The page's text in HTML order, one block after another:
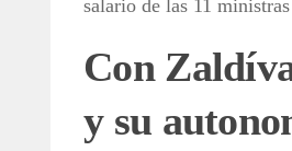
salario de las 11
Con
y su